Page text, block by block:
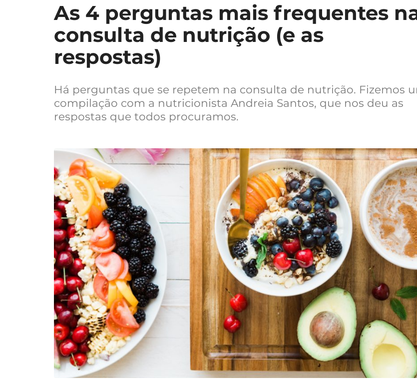
As 4 perguntas mais frequentes
consulta de nutrição (e as
respostas)
Há perguntas que se repetem na consulta de nutrição. Fizemos
compilação com a nutricionista Andreia Santos, que nos deu as
respostas que todos procuramos.